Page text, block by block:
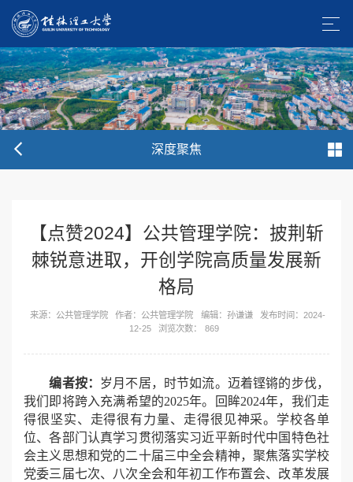
深度聚焦
【点赞2024】公共管理学院：披荆斩
棘锐意进取，开创学院高质量发展新
格局
来源：公共管理学院 作者：公共管理学院 编辑：孙谦谦
发布时间：2024-
12-25
浏览次数： 869
编者按： 岁月不居，时节如流。迈着铿锵的步伐，
我们即将跨入充满希望的2025年。回眸2024年，我们走
得很坚实、走得很有力量、走得很见神采。学校各单
位、各部门认真学习贯彻落实习近平新时代中国特色社
会主义思想和党的二十届三中全会精神，聚焦落实学校
党委三届七次、八次全会和年初工作布置会、改革发展